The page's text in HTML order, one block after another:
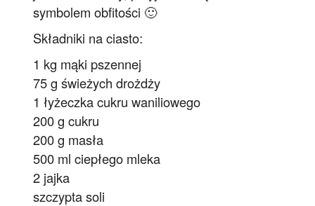
symbolem obfitości 🙂
Składniki na ciasto:
1 kg mąki pszennej
75 g świeżych drożdży
1 łyżeczka cukru waniliowego
200 g cukru
200 g masła
500 ml ciepłego mleka
2 jajka
szczypta soli